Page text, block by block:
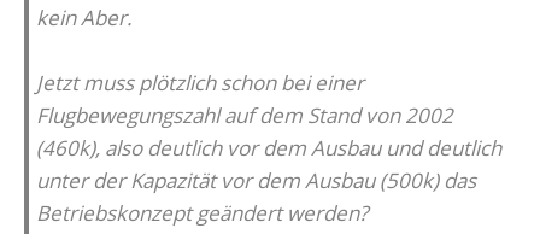
kein Aber.
Jetzt muss plötzlich schon bei einer
Flugbewegungszahl auf dem Stand von 2002
(460k), also deutlich vor dem Ausbau und deutlich
unter der Kapazität vor dem Ausbau (500k) das
Betriebskonzept geändert werden?